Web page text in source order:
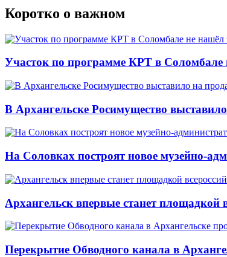
Коротко о важном
Участок по программе КРТ в Соломбале
В Архангельске Росимущество
На Соловках построят новое музейно-
Архангельск впервые станет площадкой
Перекрытие Обводного канала в